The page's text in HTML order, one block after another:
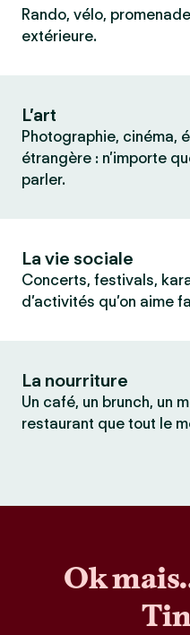
Rando, vélo,
extérieure.
L’art
Photographie, cinéma,
étrangère : n’importe
parler.
La vie sociale
Concerts, festivals,
d’activités qu’on aime
La nourriture
Un café, un brunch, un
restaurant que tout le
Ok